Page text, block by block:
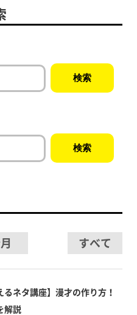
すべて
るネタ講座】漫才の作り方！
解説